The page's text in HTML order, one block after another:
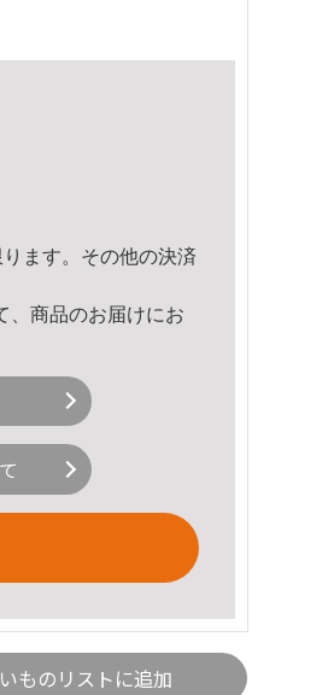
ます。その他の決済
、商品のお届けにお
ものリストに追加